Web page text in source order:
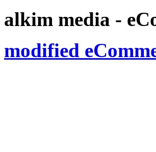
alkim media -
modified